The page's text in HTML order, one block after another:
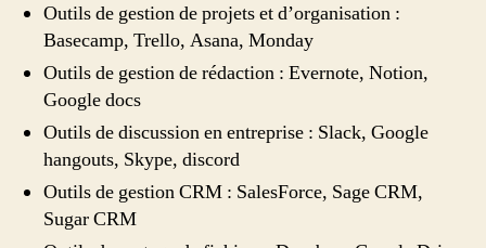
Outils de gestion de projets et d’organisation :
Basecamp, Trello, Asana, Monday
Outils de gestion de rédaction : Evernote, Notion,
Google docs
Outils de discussion en entreprise : Slack, Google
hangouts, Skype, discord
Outils de gestion CRM : SalesForce, Sage CRM,
Sugar CRM